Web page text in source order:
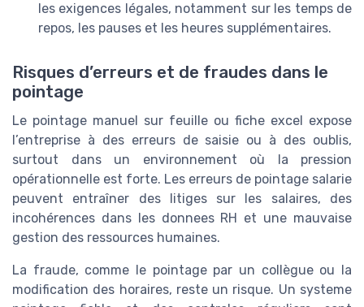
les exigences légales, notamment sur les temps de
repos, les pauses et les heures supplémentaires.
Risques d’erreurs et de fraudes dans le
pointage
Le pointage manuel sur feuille ou fiche excel expose
l’entreprise à des erreurs de saisie ou à des oublis,
surtout dans un environnement où la pression
opérationnelle est forte. Les erreurs de pointage salarie
peuvent entraîner des litiges sur les salaires, des
incohérences dans les donnees RH et une mauvaise
gestion des ressources humaines.
La fraude, comme le pointage par un collègue ou la
modification des horaires, reste un risque. Un systeme